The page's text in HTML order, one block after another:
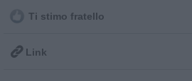
Ti stimo fratello
 Link